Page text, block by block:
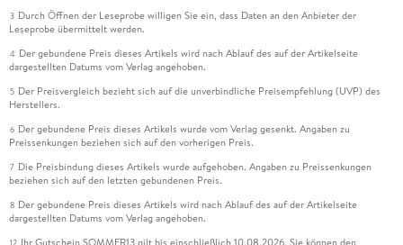
3 Durch Öffnen der Leseprobe willigen Sie ein, dass Daten an den Anbieter der
Leseprobe übermittelt werden.
4 Der gebundene Preis dieses Artikels wird nach Ablauf des auf der Artikelseite
dargestellten Datums vom Verlag angehoben.
5 Der Preisvergleich bezieht sich auf die unverbindliche Preisempfehlung (UVP) des
Herstellers.
6 Der gebundene Preis dieses Artikels wurde vom Verlag gesenkt. Angaben zu
Preissenkungen beziehen sich auf den vorherigen Preis.
7 Die Preisbindung dieses Artikels wurde aufgehoben. Angaben zu Preissenkungen
beziehen sich auf den letzten gebundenen Preis.
8 Der gebundene Preis dieses Artikels wird nach Ablauf des auf der Artikelseite
dargestellten Datums vom Verlag angehoben.